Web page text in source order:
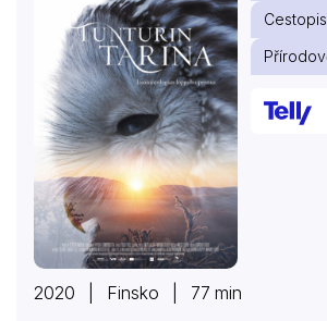
2020 | Finsko | 77 min